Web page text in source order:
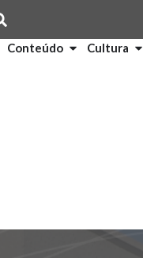
Conteúdo Cultura